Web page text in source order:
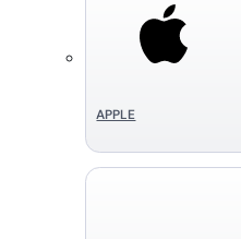
APPLE